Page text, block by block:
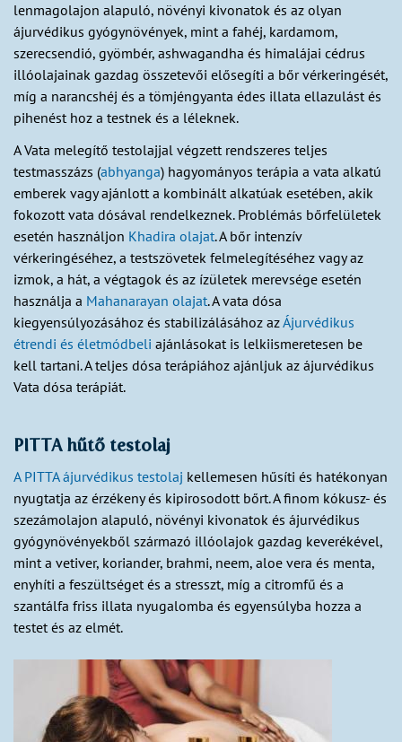
lenmagolajon alapuló, növényi kivonatok és az olyan
ájurvédikus gyógynövények, mint a fahéj, kardamom,
szerecsendió, gyömbér, ashwagandha és himalájai cédrus
illóolajainak gazdag összetevői elősegíti a bőr vérkeringését,
míg a narancshéj és a tömjéngyanta édes illata ellazulást és
pihenést hoz a testnek és a léleknek.
A Vata melegítő testolajjal végzett rendszeres teljes
testmasszázs (abhyanga) hagyományos terápia a vata alkatú
emberek vagy ajánlott a kombinált alkatúak esetében, akik
fokozott vata dósával rendelkeznek. Problémás bőrfelületek
esetén használjon Khadira olajat. A bőr intenzív
vérkeringéséhez, a testszövetek felmelegítéséhez vagy az
izmok, a hát, a végtagok és az ízületek merevsége esetén
használja a Mahanarayan olajat. A vata dósa
kiegyensúlyozásához és stabilizálásához azÁjurvédikus
étrendi és életmódbeli ajánlásokat is lelkiismeretesen be
kell tartani. A teljes dósa terápiához ajánljuk az ájurvédikus
Vata dósa terápiát.
PITTA hűtő testolaj
A PITTA ájurvédikus testolaj kellemesen hűsíti és hatékonyan
nyugtatja az érzékeny és kipirosodott bőrt. A finom kókusz- és
szezámolajon alapuló, növényi kivonatok és ájurvédikus
gyógynövényekből származó illóolajok gazdag keverékével,
mint a vetiver, koriander, brahmi, neem, aloe vera és menta,
enyhíti a feszültséget és a stresszt, míg a citromfű és a
szantálfa friss illata nyugalomba és egyensúlyba hozza a
testet és az elmét.